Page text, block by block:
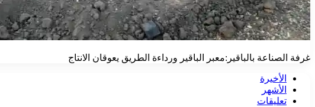
غرفة الصناعة بالباقير:معبر الباقير ورداءة الطريق يعوقان الانتاج
الأخيرة
الأشهر
تعليقات